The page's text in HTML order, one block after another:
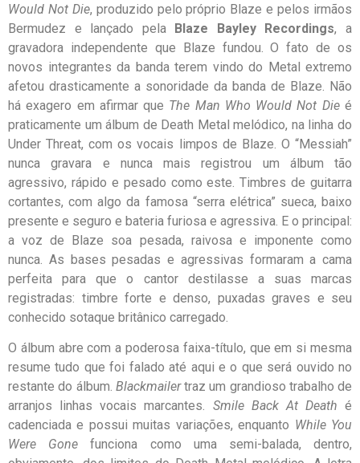
Would Not Die, produzido pelo próprio Blaze e pelos irmãos
Bermudez e lançado pela Blaze Bayley Recordings, a
gravadora independente que Blaze fundou. O fato de os
novos integrantes da banda terem vindo do Metal extremo
afetou drasticamente a sonoridade da banda de Blaze. Não
há exagero em afirmar que The Man Who Would Not Dieé
praticamente um álbum de Death Metal melódico, na linha do
Under Threat, com os vocais limpos de Blaze. O “Messiah”
nunca gravara e nunca mais registrou um álbum tão
agressivo, rápido e pesado como este. Timbres de guitarra
cortantes, com algo da famosa “serra elétrica” sueca, baixo
presente e seguro e bateria furiosa e agressiva. E o principal:
a voz de Blaze soa pesada, raivosa e imponente como
nunca. As bases pesadas e agressivas formaram a cama
perfeita para que o cantor destilasse a suas marcas
registradas: timbre forte e denso, puxadas graves e seu
conhecido sotaque britânico carregado.
O álbum abre com a poderosa faixa-título, que em si mesma
resume tudo que foi falado até aqui e o que será ouvido no
restante do álbum. Blackmailertraz um grandioso trabalho de
arranjos linhas vocais marcantes. Smile Back At Death é
cadenciada e possui muitas variações, enquanto While You
Were Gone funciona como uma semi-balada, dentro,